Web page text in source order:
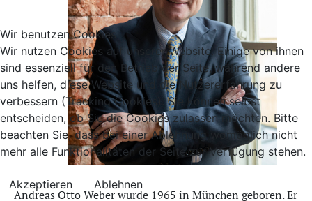
Andreas Otto Weber wurde 1965 in München geboren. Er
Wir benutzen Cookies
Wir nutzen Cookies auf unserer Website. Einige von ihnen
sind essenziell für den Betrieb der Seite, während andere
uns helfen, diese Website und die Nutzererfahrung zu
verbessern (Tracking Cookies). Sie können selbst
entscheiden, ob Sie die Cookies zulassen möchten. Bitte
beachten Sie, dass bei einer Ablehnung womöglich nicht
mehr alle Funktionalitäten der Seite zur Verfügung stehen.
Akzeptieren Ablehnen